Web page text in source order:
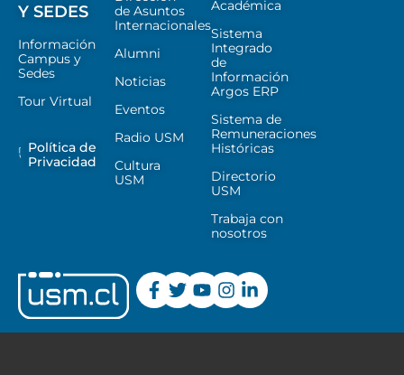
Y SEDES
Información
Campus y
Sedes
Tour Virtual
Política de
Privacidad
de Asuntos
Internacionales
Alumni
Noticias
Eventos
Radio USM
Cultura
USM
Académica
Sistema
Integrado
de
Información
Argos ERP
Sistema de
Remuneraciones
Históricas
Directorio
USM
Trabaja con
nosotros